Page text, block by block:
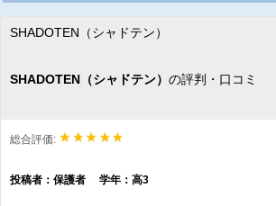
SHADOTEN（シャドテン）
SHADOTEN（シャドテン） の評判・口コミ
総合評価:
投稿者：保護者 学年：高3